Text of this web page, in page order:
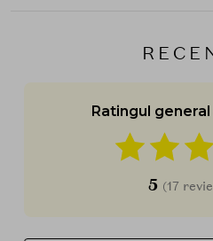
Ratingul
5 (17